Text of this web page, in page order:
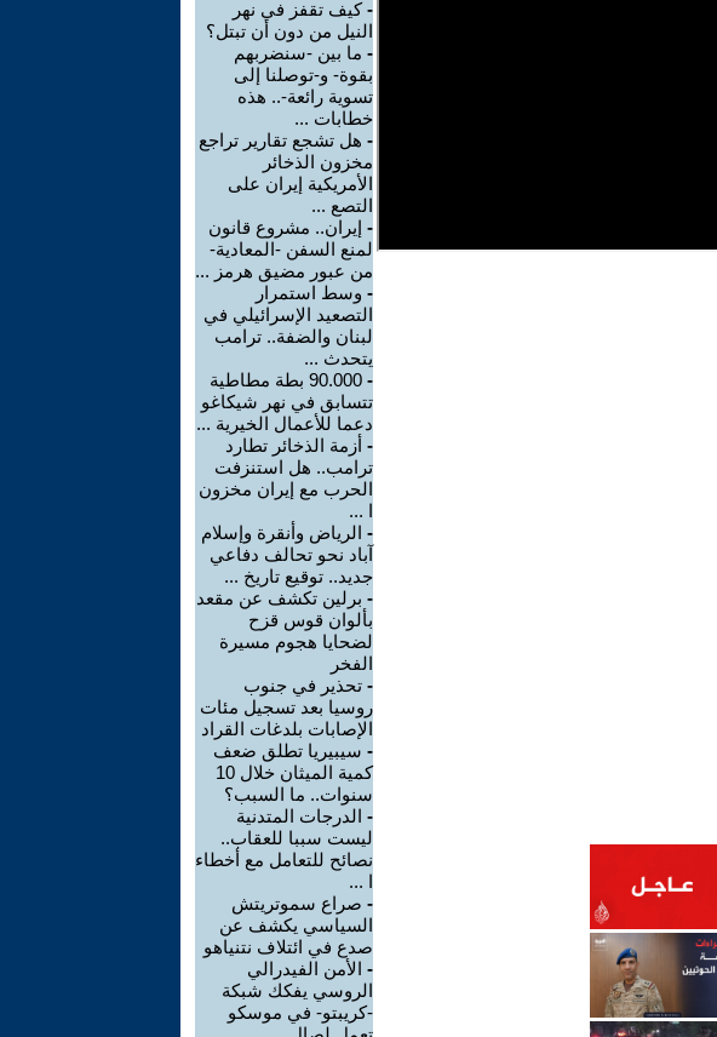
-كيف تقفز في نهر
النيل من دون أن تبتل؟
- ما بين -سنضربهم
بقوة- و-توصلنا إلى
تسوية رائعة-.. هذه
خطابات ...
- هل تشجع تقارير تراجع
مخزون الذخائر
الأمريكية إيران على
التصع ...
- إيران.. مشروع قانون
لمنع السفن -المعادية-
من عبور مضيق هرمز ...
- وسط استمرار
التصعيد الإسرائيلي في
لبنان والضفة.. ترامب
يتحدث ...
-
90.000 بطة مطاطية
تتسابق في نهر شيكاغو
دعما للأعمال الخيرية ...
- أزمة الذخائر تطارد
ترامب.. هل استنزفت
الحرب مع إيران مخزون
ا ...
- الرياض وأنقرة وإسلام
آباد نحو تحالف دفاعي
جديد.. توقيع تاريخ ...
- برلين تكشف عن مقعد
بألوان قوس قزح
لضحايا هجوم مسيرة
الفخر
- تحذير في جنوب
روسيا بعد تسجيل مئات
الإصابات بلدغات القراد
- سيبيريا تطلق ضعف
كمية الميثان خلال 10
سنوات.. ما السبب؟
- الدرجات المتدنية
ليست سببا للعقاب..
نصائح للتعامل مع أخطاء
ا ...
- صراع سموتريتش
السياسي يكشف عن
صدع في ائتلاف نتنياهو
- الأمن الفيدرالي
الروسي يفكك شبكة
-كريبتو- في موسكو